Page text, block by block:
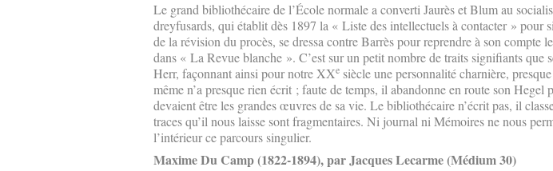
Le grand bibliothécaire de l’École normale a converti Jaurès et Blum au
dreyfusards, qui établit dès 1897 la « Liste des intellectuels à contacter » pour
de la révision du procès, se dressa contre Barrès pour reprendre à son compte
dans « La Revue blanche ». C’est sur un petit nombre de traits signifiants que
Herr, façonnant ainsi pour notre XXe siècle une personnalité charnière,
même n’a presque rien écrit ; faute de temps, il abandonne en route son Hegel
devaient être les grandes œuvres de sa vie. Le bibliothécaire n’écrit pas, il
traces qu’il nous laisse sont fragmentaires. Ni journal ni Mémoires ne nous
l’intérieur ce parcours singulier.
Maxime Du Camp (1822-1894), par Jacques Lecarme (Médium 30)